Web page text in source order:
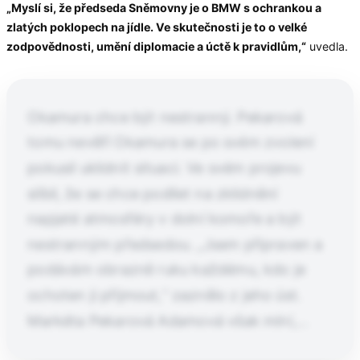
„Myslí si, že předseda Sněmovny je o BMW s ochrankou a
zlatých poklopech na jídle. Ve skutečnosti je to o velké
zodpovědnosti, umění diplomacie a úctě k pravidlům,“ uvedla.